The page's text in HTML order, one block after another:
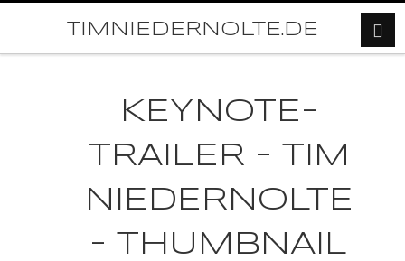
TIMNIEDERNOLTE.DE
KEYNOTE-
TRAILER – TIM
NIEDERNOLTE
– THUMBNAIL